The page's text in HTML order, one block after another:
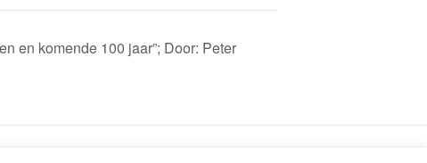
en komende 100 jaar”; Door: Peter